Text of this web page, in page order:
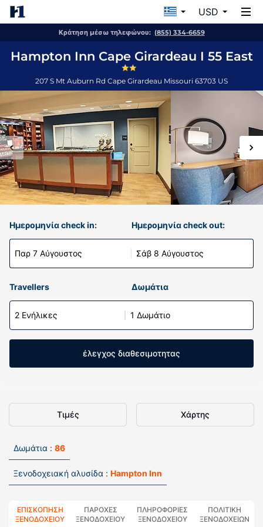
USD
Κράτηση μέσω τηλεφώνου: (855) 334-6659
Hampton Inn Cape Girardeau I 55 East
207 S Mt Auburn Rd Cape Girardeau Missouri 63703 US
Ημερομηνία check in:
Παρ 7 Αύγουστος
Ημερομηνία check out:
Σάβ 8 Αύγουστος
Travellers Δωμάτια
2 Ενήλικες 1 Δωμάτιο
έλεγχος διαθεσιμοτητας
Τιμές Χάρτης
Δωμάτια : 86
Ξενοδοχειακή αλυσίδα : Hampton Inn
ΕΠΙΣΚΌΠΗΣΗ
ΞΕΝΟΔΟΧΕΊΟΥ
ΠΑΡΟΧΕΣ
ΞΕΝΟΔΟΧΕΙΟΥ
ΠΛΗΡΟΦΟΡΊΕΣ
ΞΕΝΟΔΟΧΕΊΟΥ
ΠΟΛΙΤΙΚΗ
ΞΕΝΟΔΟΧΕΊΩΝ